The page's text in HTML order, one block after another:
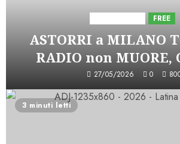
FREE
ASTORRI a MILANO
RADIO non MUORE,
27/05/2026 0
3 minuti letti